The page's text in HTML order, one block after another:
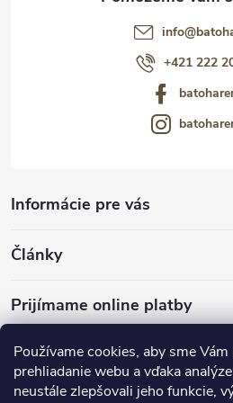
Používame cookies, aby sme
prehliadanie webu a vďaka
neustále zlepšovali jeho funkcie,
Informácie pre vás
Články
Prijímame online platby
info@
+421 222